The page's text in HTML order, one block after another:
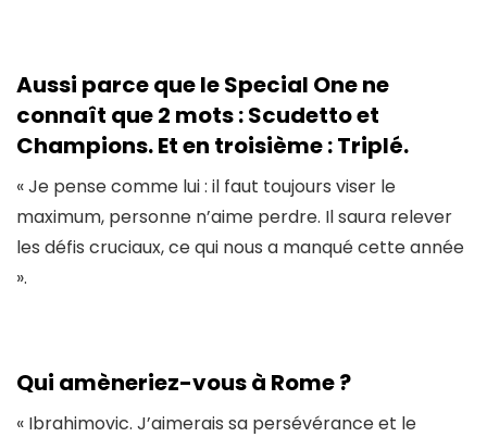
Aussi parce que le Special One ne
connaît que 2 mots : Scudetto et
Champions. Et en troisième : Triplé.
« Je pense comme lui : il faut toujours viser le
maximum, personne n’aime perdre. Il saura relever
les défis cruciaux, ce qui nous a manqué cette année
».
Qui amèneriez-vous à Rome ?
« Ibrahimovic. J’aimerais sa persévérance et le